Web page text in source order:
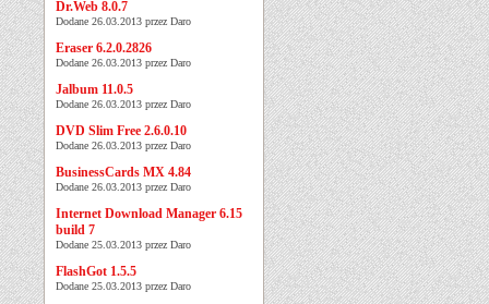
Dr.Web 8.0.7
Dodane 26.03.2013 przez Daro
Eraser 6.2.0.2826
Dodane 26.03.2013 przez Daro
Jalbum 11.0.5
Dodane 26.03.2013 przez Daro
DVD Slim Free 2.6.0.10
Dodane 26.03.2013 przez Daro
BusinessCards MX 4.84
Dodane 26.03.2013 przez Daro
Internet Download Manager 6.15
build 7
Dodane 25.03.2013 przez Daro
FlashGot 1.5.5
Dodane 25.03.2013 przez Daro